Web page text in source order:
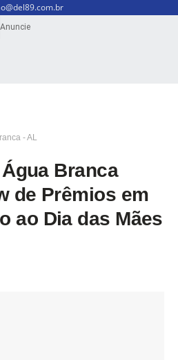
Anuncie
- AL
Branca
de Prêmios em
ao Dia das Mães